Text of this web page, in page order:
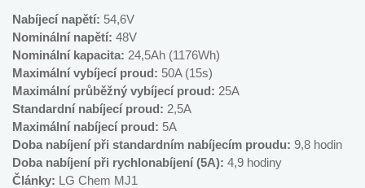
Nabíjecí napětí: 54,6V
Nominální napětí: 48V
Nominální kapacita: 24,5Ah (1176Wh)
Maximální vybíjecí proud: 50A (15s)
Maximální průběžný vybíjecí proud: 25A
Standardní nabíjecí proud: 2,5A
Maximální nabíjecí proud: 5A
Doba nabíjení při standardním nabíjecím proudu: 9,8 hodin
Doba nabíjení při rychlonabíjení (5A): 4,9 hodiny
Články: LG Chem MJ1